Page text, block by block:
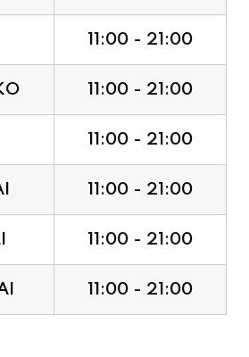
11:00 - 21:00
11:00 - 21:00
11:00 - 21:00
11:00 - 21:00
11:00 - 21:00
11:00 - 21:00